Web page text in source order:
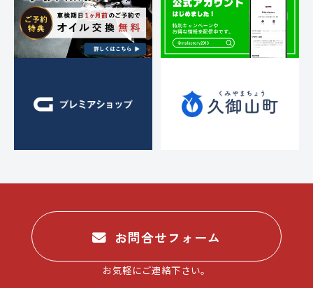
お問合せフォーム
お気軽にご連絡下さい。